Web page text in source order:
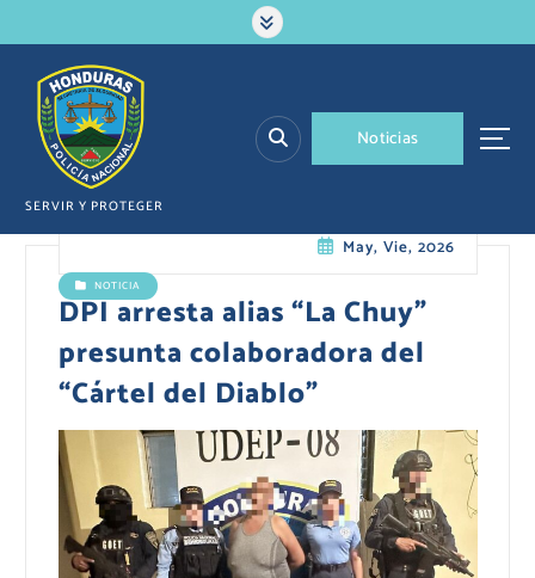
a
SERVIR Y PROTEGER
Noticias
May, Vie, 2026
NOTICIA
DPI arresta alias “La Chuy”
presunta colaboradora del
“Cártel del Diablo”